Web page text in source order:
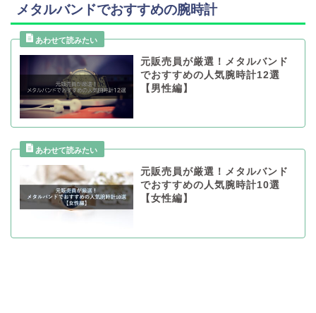
メタルバンドでおすすめの腕時計
元販売員が厳選！メタルバンド
でおすすめの人気腕時計12選
【男性編】
元販売員が厳選！メタルバンド
でおすすめの人気腕時計10選
【女性編】